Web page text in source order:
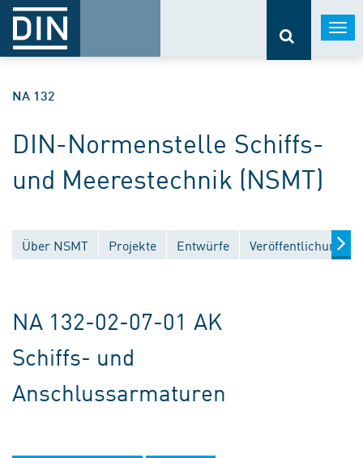
NA 132
DIN-Normenstelle Schiffs-
und Meerestechnik (NSMT)
Über NSMT Projekte Entwürfe Veröffentlichungen
NA 132-02-07-01 AK
Schiffs- und
Anschlussarmaturen